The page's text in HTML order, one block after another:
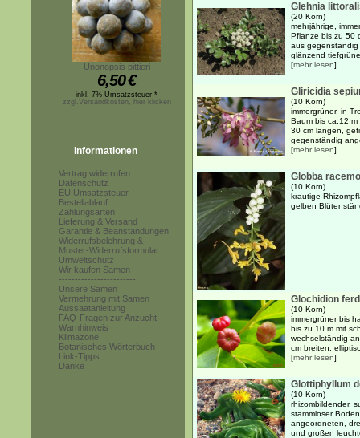
Unonopsis pittieri
6,50€
inkl. 7% Umsatzsteuer *
zzgl.Versandkosten, hier klicken
Informationen
Vertrag widerrufen
Datenschutz
EU Umsatzsteuer
Bestellablauf
Zahlungsarten
Lieferung & Versand
Garantie & Beanstandungen
Widerrufsbelehrung &
Muster-Widerrufsformular
Umweltschutz
Wir kaufen Samen
------------------------
Unsere Samen
Vermehrung mit Samen
Aussaatanleitung
FAQ-Fragen zur Anzucht
Warnhinweis
Klimazone
Botanisches Wörterbuch
Link-Tipps
Danke
Glehnia
(20 Korn)
mehrjährige,
Pflanze bis zu 50
aus
glänzend
[mehr lesen]
Gliricidia
(10 Korn)
immergrüner, in
Baum bis ca.12
30 cm langen,
gegenständig
[mehr lesen]
Globba
(10 Korn)
krautige
gelben
Glochidion
(10 Korn)
immergrüner bis
bis zu 10 m mit
wechselständig
cm breiten,
[mehr lesen]
Glottiphyllum
(10 Korn)
rhizombildender,
stammloser
angeordneten,
und großen